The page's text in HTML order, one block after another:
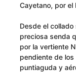
Cayetano, por el
Desde el
preciosa senda
por la vertiente
pendiente de
puntiaguda y